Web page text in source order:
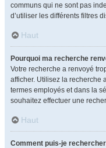
communs qui ne sont pas
d’utiliser les différents filtres
Haut
Pourquoi ma recherche
Votre recherche a renvoyé
afficher. Utilisez la recherche
termes employés et dans la
souhaitez effectuer une
Haut
Comment puis-je